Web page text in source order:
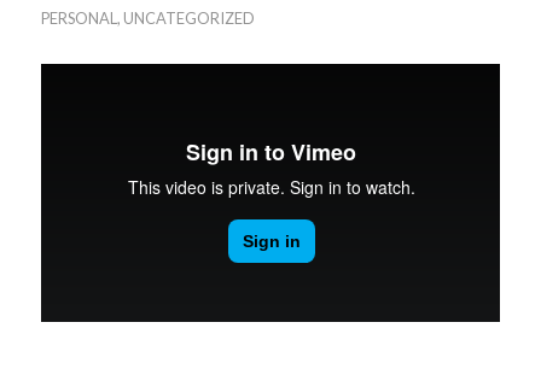
PERSONAL , UNCATEGORIZED